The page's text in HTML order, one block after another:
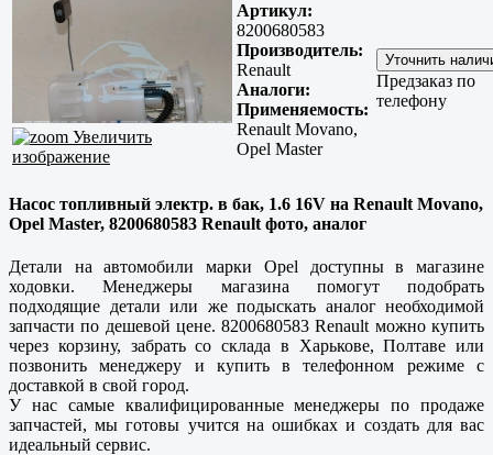
Увеличить
изображение
Артикул:
8200680583
Производитель:
Renault
Аналоги:
Применяемость:
Renault Movano,
Opel Master
Предзаказ по
телефону
Насос топливный электр. в бак, 1.6 16V на Renault Movano,
Opel Master, 8200680583 Renault фото, аналог
Детали на автомобили марки Opel доступны в магазине
ходовки. Менеджеры магазина помогут подобрать
подходящие детали или же подыскать аналог необходимой
запчасти по дешевой цене. 8200680583 Renault можно купить
через корзину, забрать со склада в Харькове, Полтаве или
позвонить менеджеру и купить в телефонном режиме с
доставкой в свой город.
У нас самые квалифицированные менеджеры по продаже
запчастей, мы готовы учится на ошибках и создать для вас
идеальный сервис.